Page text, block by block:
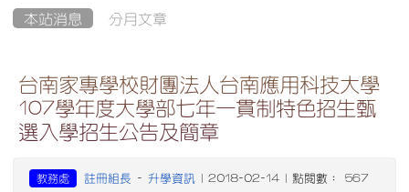
本站消息 分月文章
台南家專學校財團法人台南應用科技大學
107學年度大學部七年一貫制特色招生甄
選入學招生公告及簡章
教務處 註冊組長 - 升學資訊| 2018-02-14 | 點閱數： 567